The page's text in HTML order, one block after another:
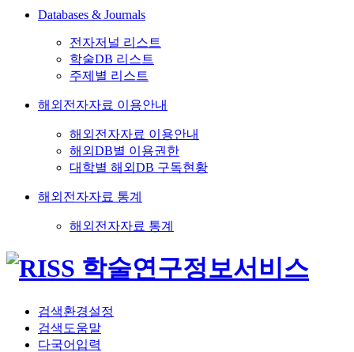
Databases & Journals
전자저널 리스트
학술DB 리스트
주제별 리스트
해외전자자료 이용안내
해외전자자료 이용안내
해외DB별 이용권한
대학별 해외DB 구독현황
해외전자자료 통계
해외전자자료 통계
검색환경설정
검색도움말
다국어입력